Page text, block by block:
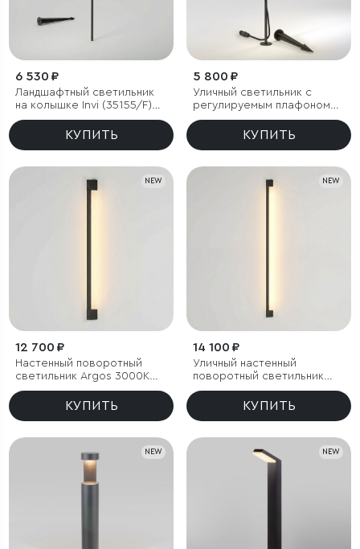
6 530 ₽
Ландшафтный светильник
на колышке Invi (35155/F)
3000K черный
КУПИТЬ
5 800 ₽
Уличный светильник с
регулируемым плафоном
Covert 3000K черный IP65
КУПИТЬ
NEW
12 700 ₽
Настенный поворотный
светильник Argos 3000K
черный IP54
КУПИТЬ
NEW
14 100 ₽
Уличный настенный
поворотный светильник
Argos 3000K черный
КУПИТЬ
NEW NEW